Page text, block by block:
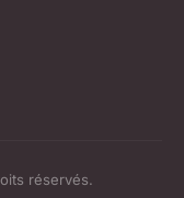
réservés.